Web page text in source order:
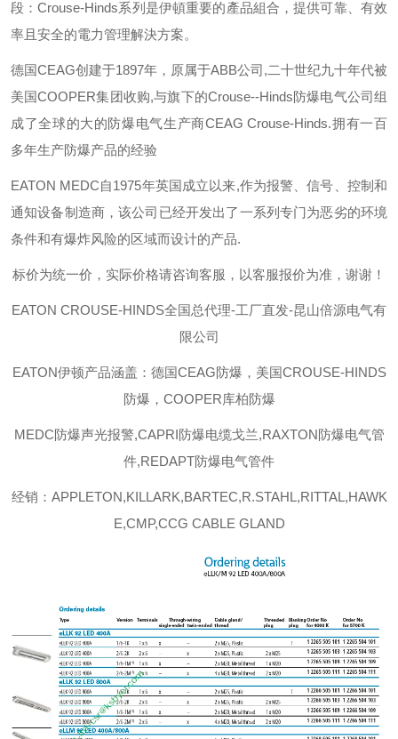
段：Crouse-Hinds系列是伊頓重要的產品組合，提供可靠、有效
率且安全的電力管理解決方案。
德国CEAG创建于1897年，原属于ABB公司,二十世纪九十年代被
美国COOPER集团收购,与旗下的Crouse--Hinds防爆电气公司组
成了全球的大的防爆电气生产商CEAG Crouse-Hinds.拥有一百
多年生产防爆产品的经验
EATON MEDC自1975年英国成立以来,作为报警、信号、控制和
通知设备制造商，该公司已经开发出了一系列专门为恶劣的环境
条件和有爆炸风险的区域而设计的产品.
标价为统一价，实际价格请咨询客服，以客服报价为准，谢谢！
EATON CROUSE-HINDS全国总代理-工厂直发-昆山倍源电气有
限公司
EATON伊顿产品涵盖：德国CEAG防爆，美国CROUSE-HINDS
防爆，COOPER库柏防爆
MEDC防爆声光报警,CAPRI防爆电缆戈兰,RAXTON防爆电气管
件,REDAPT防爆电气管件
经销：APPLETON,KILLARK,BARTEC,R.STAHL,RITTAL,HAWK
E,CMP,CCG CABLE GLAND